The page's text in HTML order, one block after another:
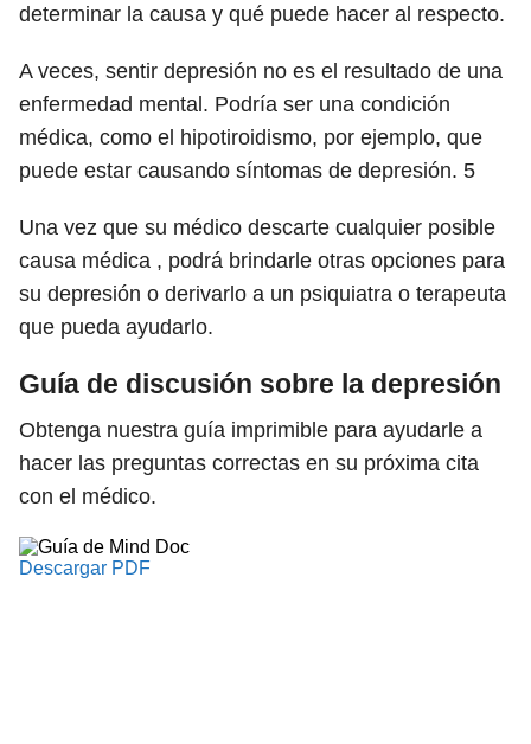
determinar la causa y qué puede hacer al respecto.
A veces, sentir depresión no es el resultado de una
enfermedad mental. Podría ser una condición
médica, como el hipotiroidismo, por ejemplo, que
puede estar causando síntomas de depresión. 5
Una vez que su médico descarte cualquier posible
causa médica , podrá brindarle otras opciones para
su depresión o derivarlo a un psiquiatra o terapeuta
que pueda ayudarlo.
Guía de discusión sobre la depresión
Obtenga nuestra guía imprimible para ayudarle a
hacer las preguntas correctas en su próxima cita
con el médico.
Descargar PDF